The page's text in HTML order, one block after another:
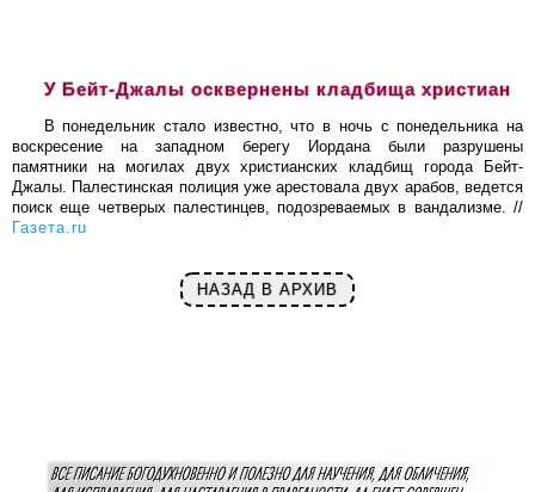
У Бейт-Джалы осквернены кладбища христиан
В понедельник стало известно, что в ночь с понедельника на
воскресение на западном берегу Иордана были разрушены
памятники на могилах двух христианских кладбищ города Бейт-
Джалы. Палестинская полиция уже арестовала двух арабов, ведется
поиск еще четверых палестинцев, подозреваемых в вандализме. //
Газета.ru
НАЗАД В АРХИВ